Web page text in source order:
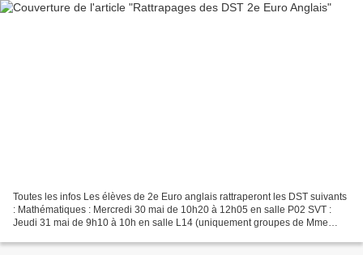
Toutes les infos Les élèves de 2e Euro anglais rattraperont les DST suivants
: Mathématiques : Mercredi 30 mai de 10h20 à 12h05 en salle P02 SVT :
Jeudi 31 mai de 9h10 à 10h en salle L14 (uniquement groupes de Mme